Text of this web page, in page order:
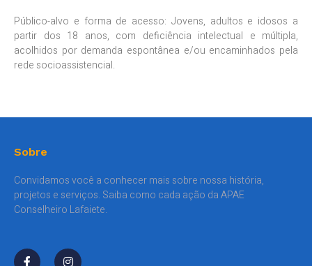
Público-alvo e forma de acesso: Jovens, adultos e idosos a
partir dos 18 anos, com deficiência intelectual e múltipla,
acolhidos por demanda espontânea e/ou encaminhados pela
rede socioassistencial.
Sobre
Convidamos você a conhecer mais sobre nossa história,
projetos e serviços. Saiba como cada ação da APAE
Conselheiro Lafaiete.